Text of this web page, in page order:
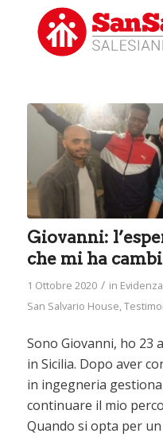
Giovanni:
che mi ha
1 Ottobre 2020 / in Evidenza
San Salvario House,
Sono Giovanni, ho 23
in Sicilia. Dopo aver
in ingegneria
continuare il mio
Quando si opta per